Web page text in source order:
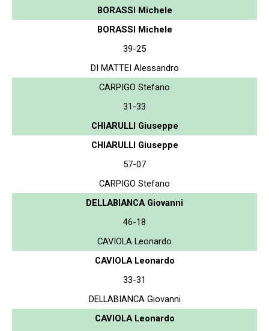
BORASSI Michele
BORASSI Michele
39-25
DI MATTEI Alessandro
CARPIGO Stefano
31-33
CHIARULLI Giuseppe
CHIARULLI Giuseppe
57-07
CARPIGO Stefano
DELLABIANCA Giovanni
46-18
CAVIOLA Leonardo
CAVIOLA Leonardo
33-31
DELLABIANCA Giovanni
CAVIOLA Leonardo